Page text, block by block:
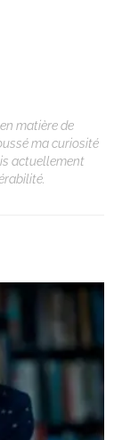
matière de
ma curiosité
actuellement